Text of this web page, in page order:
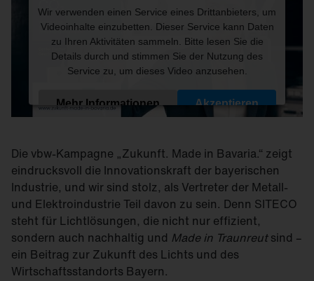
Wir verwenden einen Service eines Drittanbieters, um
Videoinhalte einzubetten. Dieser Service kann Daten
zu Ihren Aktivitäten sammeln. Bitte lesen Sie die
Details durch und stimmen Sie der Nutzung des
Service zu, um dieses Video anzusehen.
Mehr Informationen Akzeptieren
Platform
Die vbw-Kampagne „Zukunft. Made in Bavaria.“ zeigt
eindrucksvoll die Innovationskraft der bayerischen
Industrie, und wir sind stolz, als Vertreter der Metall-
und Elektroindustrie Teil davon zu sein. Denn SITECO
steht für Lichtlösungen, die nicht nur effizient,
sondern auch nachhaltig und Made in Traunreutsind –
ein Beitrag zur Zukunft des Lichts und des
Wirtschaftsstandorts Bayern.